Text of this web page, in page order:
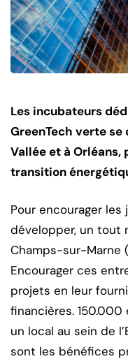
Les incubateurs
GreenTech verte
Vallée et à Orléans,
transition
Pour encourager les
développer, un tout
Champs-sur-Marne
Encourager ces
projets en leur
financières. 150.000
un local au sein de
sont les bénéfices